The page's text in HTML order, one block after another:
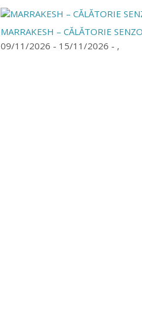
MARRAKESH – CĂLĂTORIE
09/11/2026 - 15/11/2026 - ,